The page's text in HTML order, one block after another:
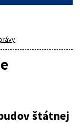
štátnej